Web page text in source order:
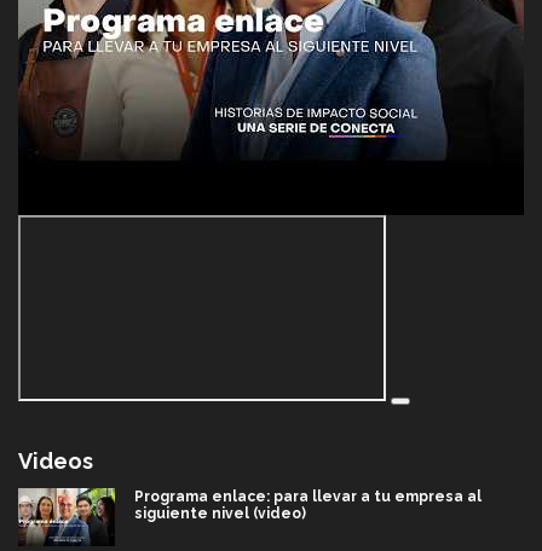
Videos
Programa enlace: para llevar a tu empresa al
siguiente nivel (video)